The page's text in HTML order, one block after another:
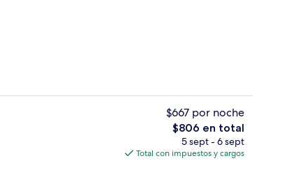
plana Paseos en kayak
$667 por noche
El
precio
total
$806 en total
5 sept - 6 sept
Total con impuestos y cargos